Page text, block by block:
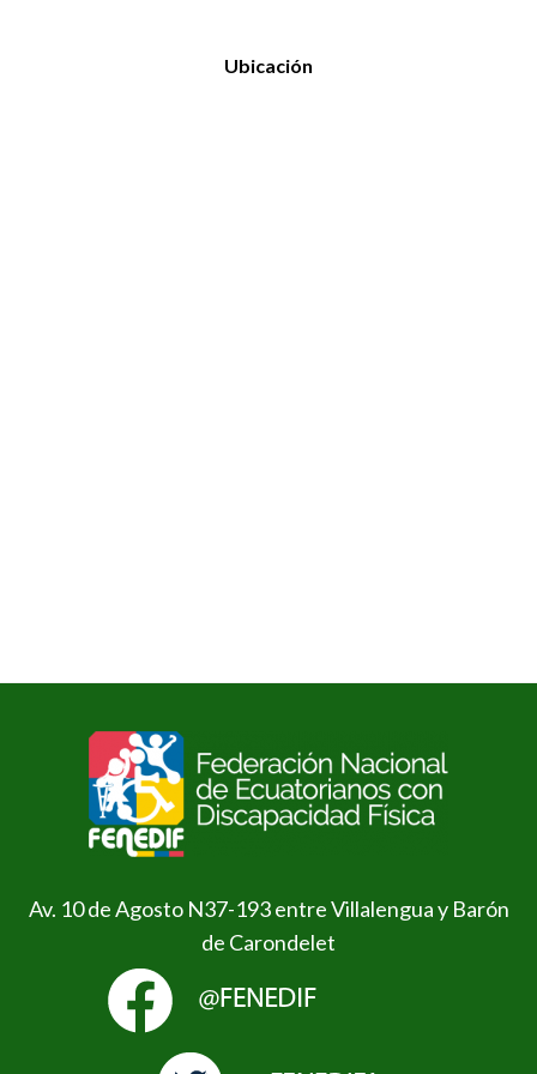
Ubicación
Av. 10 de Agosto N37-193 entre Villalengua y Barón
de Carondelet